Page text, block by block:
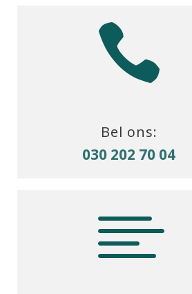

Bel ons:
030 202 70 04
